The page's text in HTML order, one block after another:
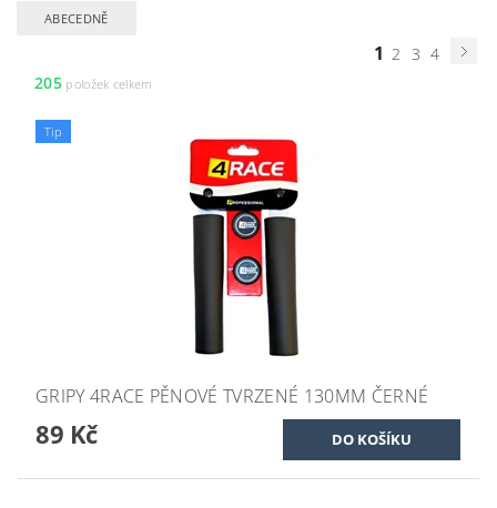
ABECEDNĚ
1 2 3 4
205položek celkem
Tip
GRIPY 4RACE PĚNOVÉ TVRZENÉ 130MM ČERNÉ
89 Kč